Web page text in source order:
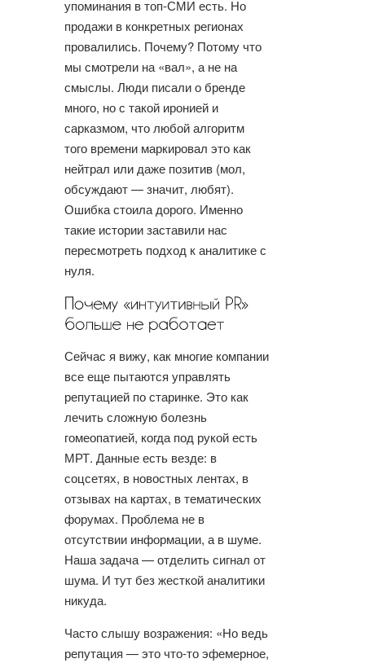
упоминания в топ-СМИ есть. Но
продажи в конкретных регионах
провалились. Почему? Потому что
мы смотрели на «вал», а не на
смыслы. Люди писали о бренде
много, но с такой иронией и
сарказмом, что любой алгоритм
того времени маркировал это как
нейтрал или даже позитив (мол,
обсуждают — значит, любят).
Ошибка стоила дорого. Именно
такие истории заставили нас
пересмотреть подход к аналитике с
нуля.
Сейчас я вижу, как многие компании
все еще пытаются управлять
репутацией по старинке. Это как
лечить сложную болезнь
гомеопатией, когда под рукой есть
МРТ. Данные есть везде: в
соцсетях, в новостных лентах, в
отзывах на картах, в тематических
форумах. Проблема не в
отсутствии информации, а в шуме.
Наша задача — отделить сигнал от
шума. И тут без жесткой аналитики
никуда.
Часто слышу возражения: «Но ведь
репутация — это что-то эфемерное,